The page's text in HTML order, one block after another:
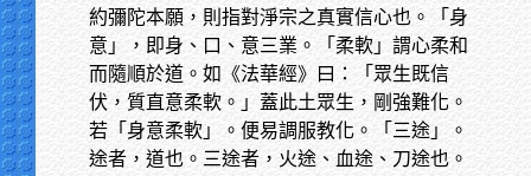
約彌陀本願，則指對淨宗之真實信心也。「身
意」，即身、口、意三業。「柔軟」謂心柔和
而隨順於道。如《法華經》曰：「眾生既信
伏，質直意柔軟。」蓋此土眾生，剛強難化。
若「身意柔軟」。便易調服教化。「三途」。
途者，道也。三途者，火途、血途、刀途也。